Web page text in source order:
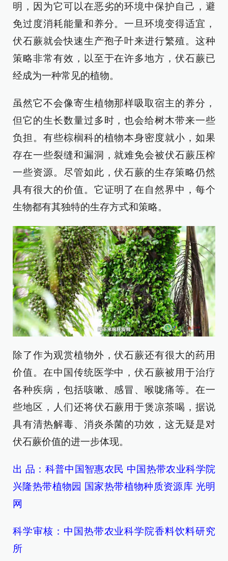
明，因为它可以在恶劣的环境中保护自己，避
免过度消耗能量和养分。一旦环境变得适宜，
伏石蕨就会快速生产孢子叶来进行繁殖。这种
策略非常有效，以至于在许多地方，伏石蕨已
经成为一种常见的植物。
虽然它不会像寄生植物那样吸取宿主的养分，
但它的生长数量过多时，也会给树木带来一些
负担。有些棕榈科的植物本身密度就小，如果
存在一些裂缝和漏洞，就难免会被伏石蕨压榨
一些资源。尽管如此，伏石蕨的生存策略仍然
具有很大的价值。它证明了在自然界中，每个
生物都有其独特的生存方式和策略。
除了作为观赏植物外，伏石蕨还有很大的药用
价值。在中国传统医学中，伏石蕨被用于治疗
各种疾病，包括咳嗽、感冒、喉咙痛等。在一
些地区，人们还将伏石蕨用于煲凉茶喝，据说
具有清热解毒、消炎杀菌的功效，这无疑是对
伏石蕨价值的进一步体现。
出 品：科普中国智惠农民 中国热带农业科学院
兴隆热带植物园 国家热带植物种质资源库 光明
网
科学审核：中国热带农业科学院香料饮料研究
所